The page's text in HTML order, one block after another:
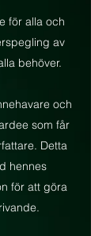
för alla och
av
behöver.
och
som får
Detta
hennes
för att göra